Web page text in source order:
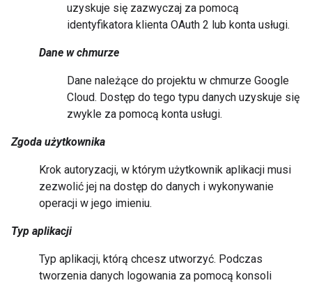
uzyskuje się zazwyczaj za pomocą
identyfikatora klienta OAuth 2 lub konta usługi.
Dane w chmurze
Dane należące do projektu w chmurze Google
Cloud. Dostęp do tego typu danych uzyskuje się
zwykle za pomocą konta usługi.
Zgoda użytkownika
Krok autoryzacji, w którym użytkownik aplikacji musi
zezwolić jej na dostęp do danych i wykonywanie
operacji w jego imieniu.
Typ aplikacji
Typ aplikacji, którą chcesz utworzyć. Podczas
tworzenia danych logowania za pomocą konsoli